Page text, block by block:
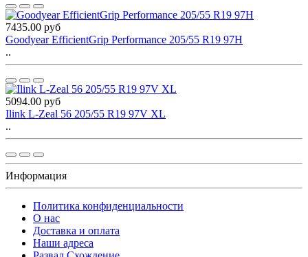
7435.00 руб
Goodyear EfficientGrip Performance 205/55 R19 97H
..
5094.00 руб
Ilink L-Zeal 56 205/55 R19 97V XL
..
Информация
Политика конфиденциальности
O нас
Доставка и оплата
Наши адреса